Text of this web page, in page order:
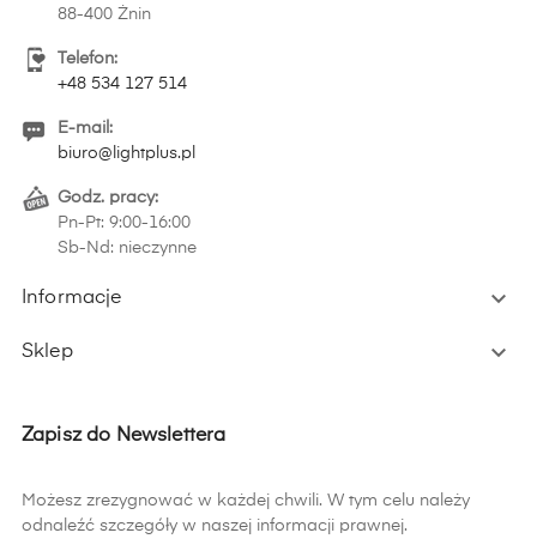
88-400 Żnin
Telefon:
+48 534 127 514
E-mail:
biuro@lightplus.pl
Godz. pracy:
Pn-Pt: 9:00-16:00
Sb-Nd: nieczynne
Informacje 
Sklep 
Zapisz do Newslettera
Możesz zrezygnować w każdej chwili. W tym celu należy
odnaleźć szczegóły w naszej informacji prawnej.